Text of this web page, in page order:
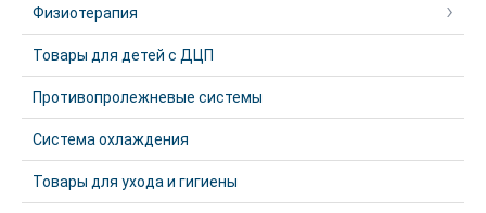
Физиотерапия
Товары для детей с ДЦП
Противопролежневые системы
Система охлаждения
Товары для ухода и гигиены